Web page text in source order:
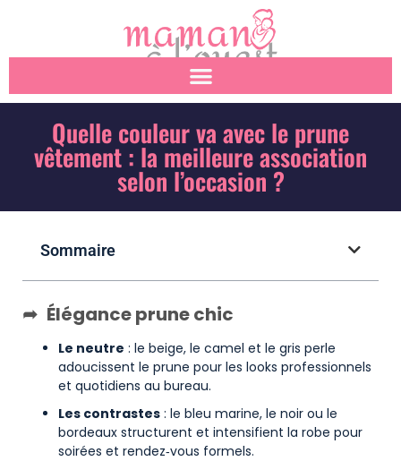
Quelle couleur va avec le prune
vêtement : la meilleure association
selon l’occasion ?
Sommaire
Élégance prune chic
Le neutre : le beige, le camel et le gris perle
adoucissent le prune pour les looks professionnels
et quotidiens au bureau.
Les contrastes : le bleu marine, le noir ou le
bordeaux structurent et intensifient la robe pour
soirées et rendez‑vous formels.